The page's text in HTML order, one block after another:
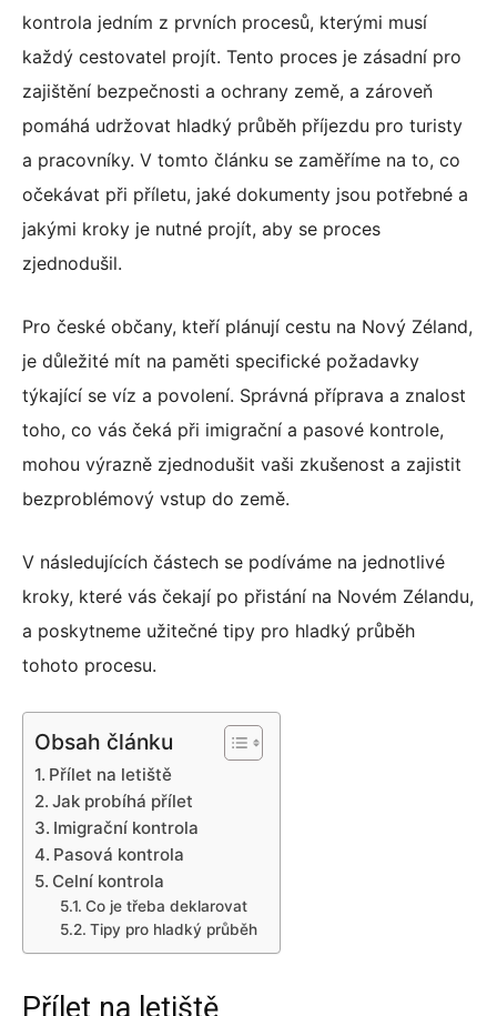
kontrola jedním z prvních procesů, kterými musí
každý cestovatel projít. Tento proces je zásadní pro
zajištění bezpečnosti a ochrany země, a zároveň
pomáhá udržovat hladký průběh příjezdu pro turisty
a pracovníky. V tomto článku se zaměříme na to, co
očekávat při příletu, jaké dokumenty jsou potřebné a
jakými kroky je nutné projít, aby se proces
zjednodušil.
Pro české občany, kteří plánují cestu na Nový Zéland,
je důležité mít na paměti specifické požadavky
týkající se víz a povolení. Správná příprava a znalost
toho, co vás čeká při imigrační a pasové kontrole,
mohou výrazně zjednodušit vaši zkušenost a zajistit
bezproblémový vstup do země.
V následujících částech se podíváme na jednotlivé
kroky, které vás čekají po přistání na Novém Zélandu,
a poskytneme užitečné tipy pro hladký průběh
tohoto procesu.
Obsah článku
Přílet na letiště
Jak probíhá přílet
Imigrační kontrola
Pasová kontrola
Celní kontrola
Co je třeba deklarovat
Tipy pro hladký průběh
Přílet na letiště